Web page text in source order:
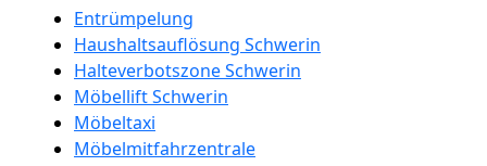
Entrümpelung
Haushaltsauflösung Schwerin
Halteverbotszone Schwerin
Möbellift Schwerin
Möbeltaxi
Möbelmitfahrzentrale